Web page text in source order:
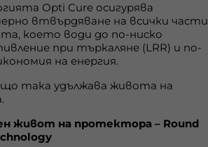
Opti Cure осигурява
втвърдяване на всички части
което води до по-ниско
при търкаляне (LRR) и по-
на енергия.
така удължава живота на
живот на протектора – Round